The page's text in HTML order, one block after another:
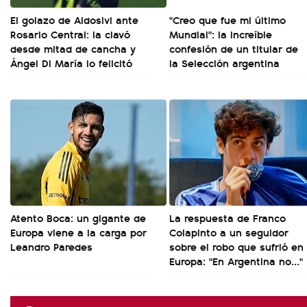
El golazo de Aldosivi ante
Rosario Central: la clavó
desde mitad de cancha y
Ángel Di María lo felicitó
"Creo que fue mi último
Mundial": la increíble
confesión de un titular de
la Selección argentina
Atento Boca: un gigante de
Europa viene a la carga por
Leandro Paredes
La respuesta de Franco
Colapinto a un seguidor
sobre el robo que sufrió en
Europa: "En Argentina no..."